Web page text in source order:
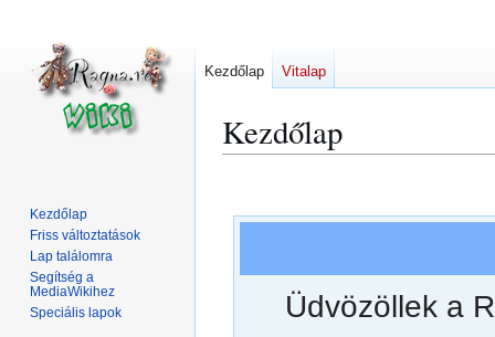
Kezdőlap
Üdvözöllek a
Kezdőlap Vitalap
Kezdőlap
Friss változtatások
Lap találomra
Segítség a
MediaWikihez
Speciális lapok